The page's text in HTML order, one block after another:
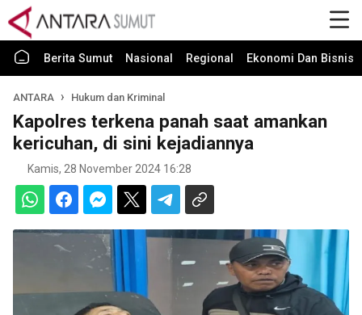
Berita Sumut Nasional Regional Ekonomi Dan Bisnis
ANTARA Hukum dan Kriminal
Kapolres terkena panah saat amankan
kericuhan, di sini kejadiannya
Kamis, 28 November 2024 16:28